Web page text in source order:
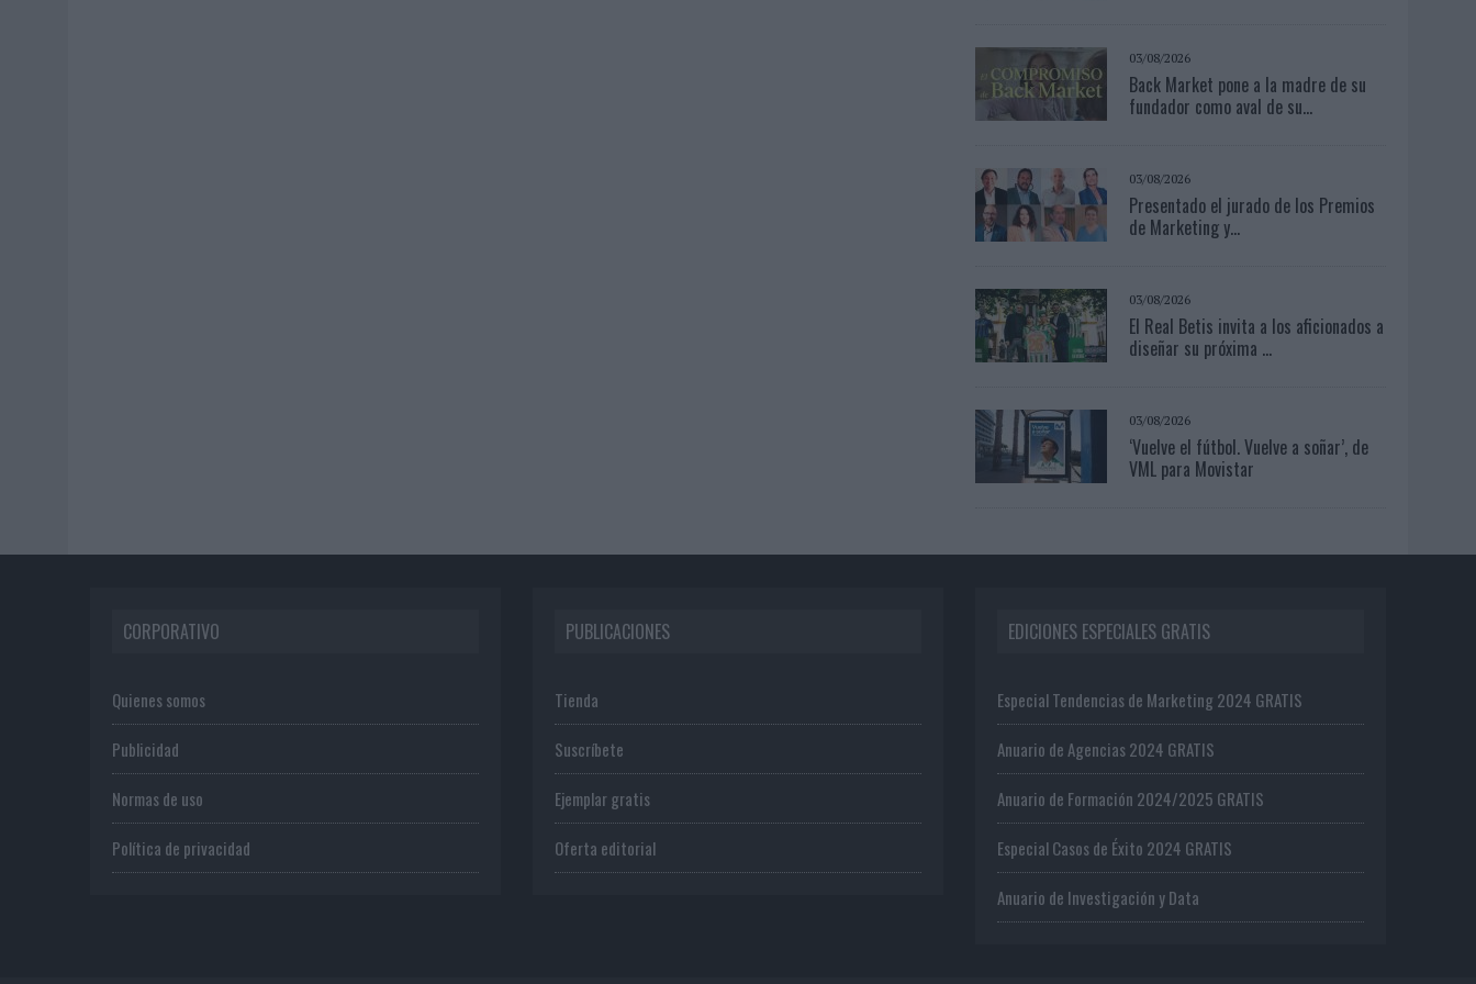
03/08/2026
Back Market pone a la madre de su
fundador como aval de su...
03/08/2026
Presentado el jurado de los Premios
de Marketing y...
03/08/2026
El Real Betis invita a los aficionados a
diseñar su próxima ...
03/08/2026
‘Vuelve el fútbol. Vuelve a soñar’, de
VML para Movistar
CORPORATIVO
Quienes somos
Publicidad
Normas de uso
Política de privacidad
PUBLICACIONES
Tienda
Suscríbete
Ejemplar gratis
Oferta editorial
EDICIONES ESPECIALES GRATIS
Especial Tendencias de Marketing 2024 GRATIS
Anuario de Agencias 2024 GRATIS
Anuario de Formación 2024/2025 GRATIS
Especial Casos de Éxito 2024 GRATIS
Anuario de Investigación y Data